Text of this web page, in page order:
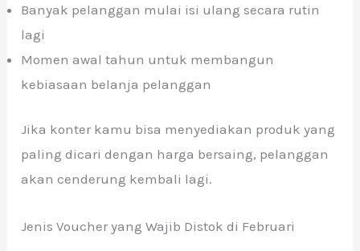
Banyak pelanggan mulai isi ulang secara rutin
lagi
Momen awal tahun untuk membangun
kebiasaan belanja pelanggan
Jika konter kamu bisa menyediakan produk yang
paling dicari dengan harga bersaing, pelanggan
akan cenderung kembali lagi.
Jenis Voucher yang Wajib Distok di Februari